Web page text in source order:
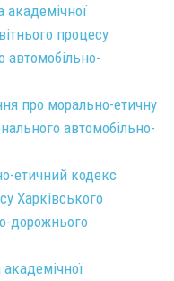
процесу
автомобільно-
про морально-етичну
автомобільно-
етичний кодекс
Харківського
дорожнього